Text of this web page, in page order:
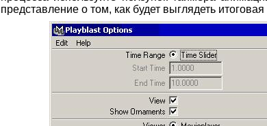
представление о том, как будет выглядеть